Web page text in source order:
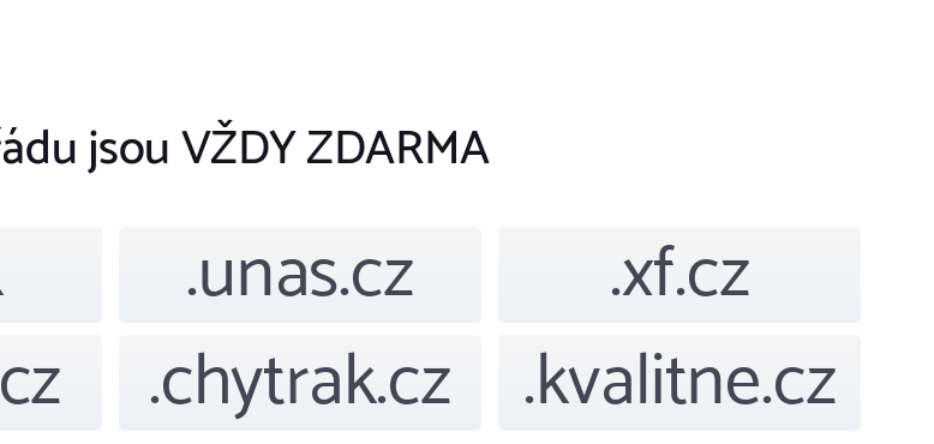
jsou VŽDY ZDARMA
.unas.cz
.xf.cz
.chytrak.cz .kvalitne.cz